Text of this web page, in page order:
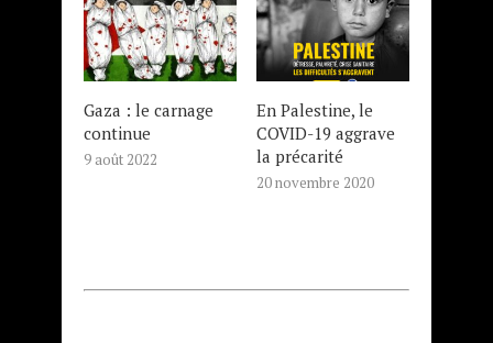
Gaza : le carnage
continue
9 août 2022
En Palestine, le
COVID-19 aggrave
la précarité
20 novembre 2020